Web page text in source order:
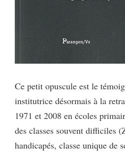
Ce petit opuscule est le
institutrice désormais à la
1971 et 2008 en écoles
des classes souvent difficiles
handicapés, classe unique